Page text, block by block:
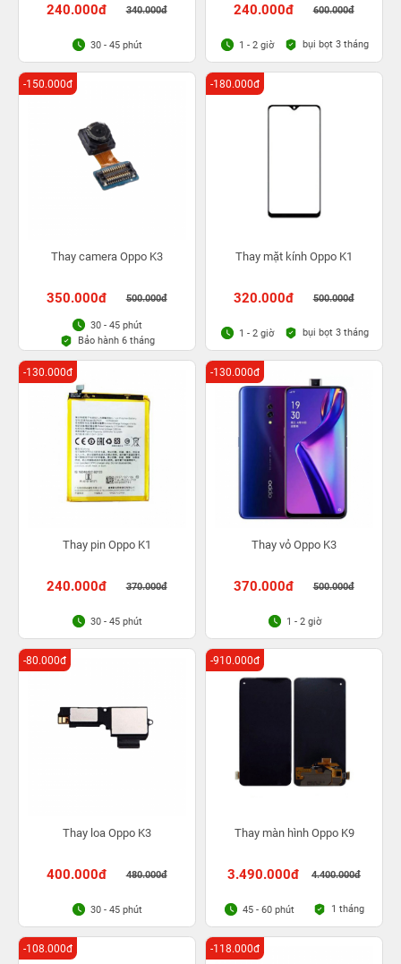
240.000đ 340.000đ
30 - 45 phút
240.000đ 600.000đ
1 - 2 giờ bụi bọt 3 tháng
Thay camera Oppo K3
350.000đ 500.000đ
-150.000đ
30 - 45 phút
Bảo hành 6 tháng
Thay mặt kính Oppo K1
320.000đ 500.000đ
-180.000đ
1 - 2 giờ bụi bọt 3 tháng
Thay pin Oppo K1
240.000đ 370.000đ
-130.000đ
30 - 45 phút
Thay vỏ Oppo K3
370.000đ 500.000đ
-130.000đ
1 - 2 giờ
Thay loa Oppo K3
400.000đ 480.000đ
-80.000đ
30 - 45 phút
Thay màn hình Oppo K9
3.490.000đ 4.400.000đ
-910.000đ
45 - 60 phút 1 tháng
-108.000đ -118.000đ